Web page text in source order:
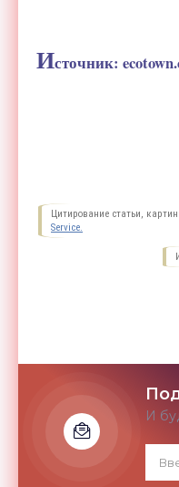
Источник:
Цитирование статьи,
Service.
И